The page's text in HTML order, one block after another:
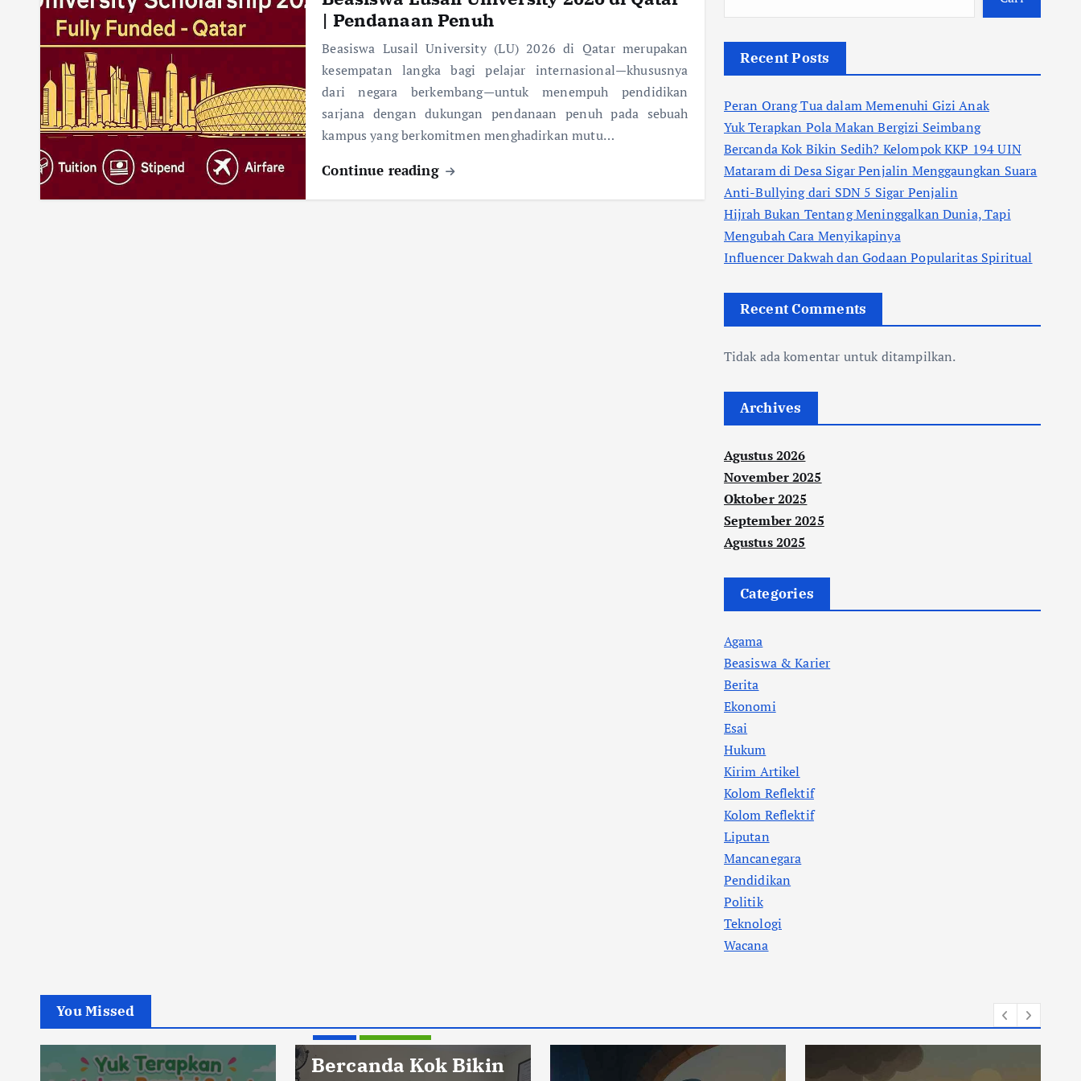
| Pendanaan Penuh
Beasiswa Lusail University (LU) 2026 di Qatar merupakan
kesempatan langka bagi pelajar internasional—khususnya
dari negara berkembang—untuk menempuh pendidikan
sarjana dengan dukungan pendanaan penuh pada sebuah
kampus yang berkomitmen menghadirkan mutu…
Continue reading
Recent Posts
Peran Orang Tua dalam Memenuhi Gizi Anak
Yuk Terapkan Pola Makan Bergizi Seimbang
Bercanda Kok Bikin Sedih? Kelompok KKP 194 UIN
Mataram di Desa Sigar Penjalin Menggaungkan Suara
Anti-Bullying dari SDN 5 Sigar Penjalin
Hijrah Bukan Tentang Meninggalkan Dunia, Tapi
Mengubah Cara Menyikapinya
Influencer Dakwah dan Godaan Popularitas Spiritual
Recent Comments
Tidak ada komentar untuk ditampilkan.
Archives
Agustus 2026
November 2025
Oktober 2025
September 2025
Agustus 2025
Categories
Agama
Beasiswa & Karier
Berita
Ekonomi
Esai
Hukum
Kirim Artikel
Kolom Reflektif
Kolom Reflektif
Liputan
Mancanegara
Pendidikan
Politik
Teknologi
Wacana
You Missed
Berita Pendidikan
Bercanda Kok Bikin